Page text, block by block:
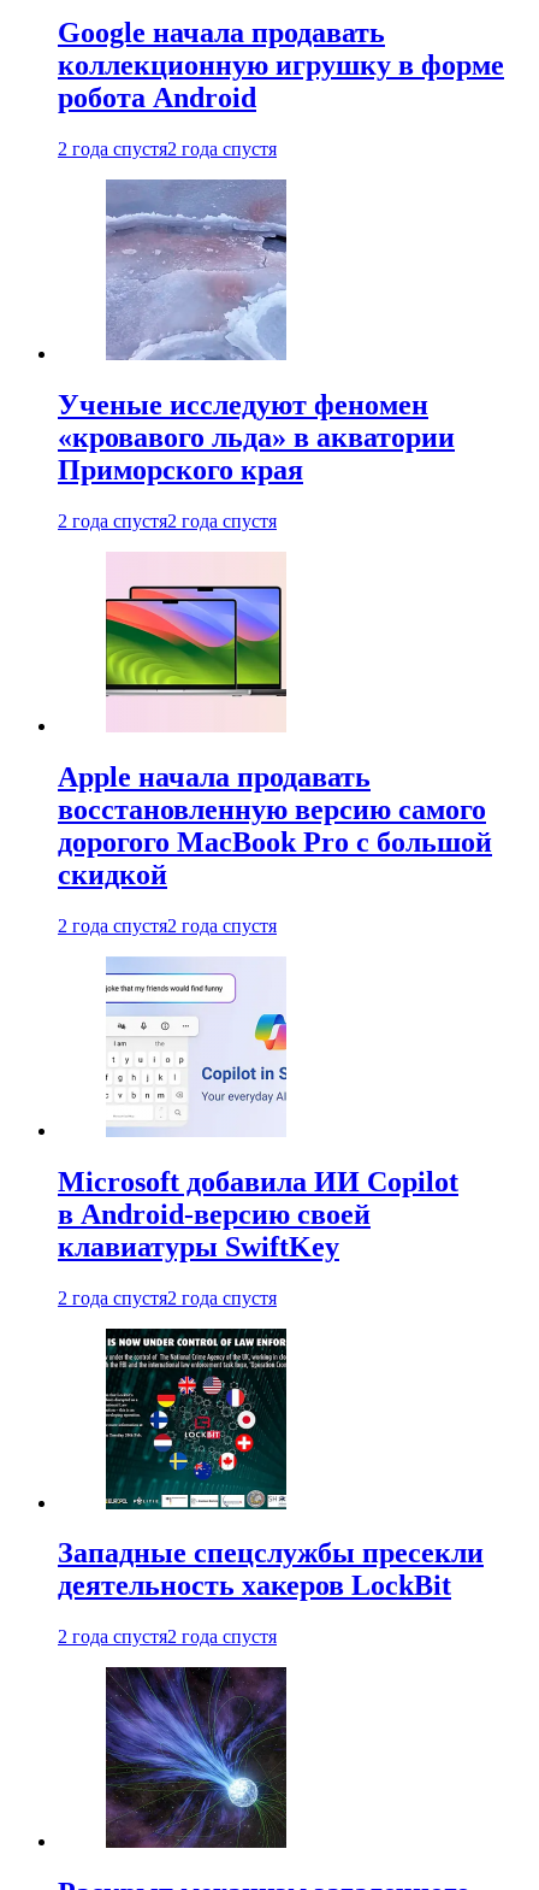
Google начала продавать
коллекционную игрушку в форме
робота Android
2 года спустя2 года спустя
Ученые исследуют феномен
«кровавого льда» в акватории
Приморского края
2 года спустя2 года спустя
Apple начала продавать
восстановленную версию самого
дорогого MacBook Pro с большой
скидкой
2 года спустя2 года спустя
Microsoft добавила ИИ Copilot
в Android-версию своей
клавиатуры SwiftKey
2 года спустя2 года спустя
Западные спецслужбы пресекли
деятельность хакеров LockBit
2 года спустя2 года спустя